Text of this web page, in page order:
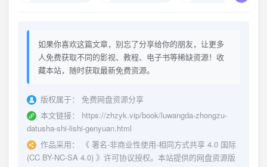
如果你喜欢这篇文章，别忘了分享给你的朋友，让更多
人免费获取不同的影视、教程、电子书等稀缺资源！收
藏本站，随时获取最新免费资源。
版权属于：
免费网盘资源分享
本文链接：
https://zhzyk.vip/book/luwangda-zhongzu-
datusha-shi-lishi-genyuan.html
作品采用：
《 署名-非商业性使用-相同方式共享 4.0 国际
(CC BY-NC-SA 4.0) 》许可协议授权。本站提供的网盘资源版